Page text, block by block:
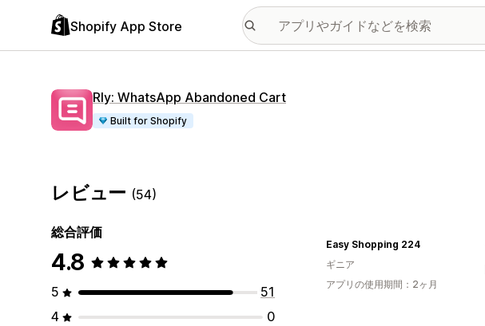
Shopify App Store
Rly: WhatsApp Abandoned Cart
Built for Shopify
レビュー (54)
総合評価
4.8
5
51
4
0
Easy Shopping 224
ギニア
アプリの使用期間：2ヶ月